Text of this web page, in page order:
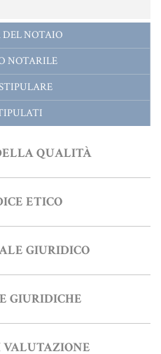
NOTAIO
NOTARILE
QUALITÀ
ETICO
GIURIDICO
GIURIDICHE
VALUTAZIONE